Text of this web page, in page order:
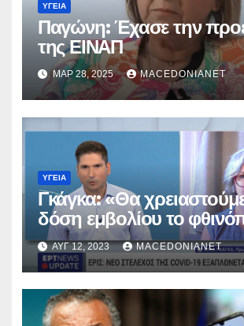
ΥΓΕΊΑ
Παγώνη: Έχασε την
της ΕΙΝΑΠ
ΜΑΡ 28, 2025 MACEDONIANET
ΥΓΕΊΑ
Γκάγκα: «Θα
δόση εμβολίου το
ΑΥΓ 12, 2023 MACEDONIANET